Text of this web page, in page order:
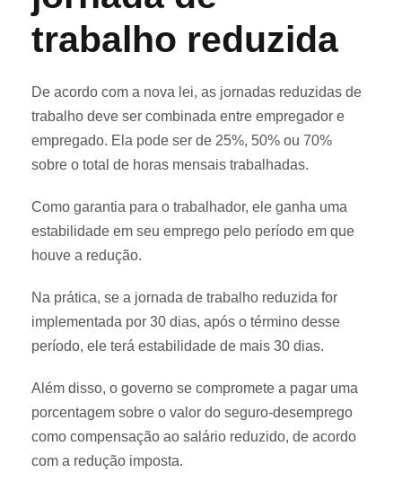
trabalho reduzida
De acordo com a nova lei, as jornadas reduzidas de
trabalho deve ser combinada entre empregador e
empregado. Ela pode ser de 25%, 50% ou 70%
sobre o total de horas mensais trabalhadas.
Como garantia para o trabalhador, ele ganha uma
estabilidade em seu emprego pelo período em que
houve a redução.
Na prática, se a jornada de trabalho reduzida for
implementada por 30 dias, após o término desse
período, ele terá estabilidade de mais 30 dias.
Além disso, o governo se compromete a pagar uma
porcentagem sobre o valor do seguro-desemprego
como compensação ao salário reduzido, de acordo
com a redução imposta.